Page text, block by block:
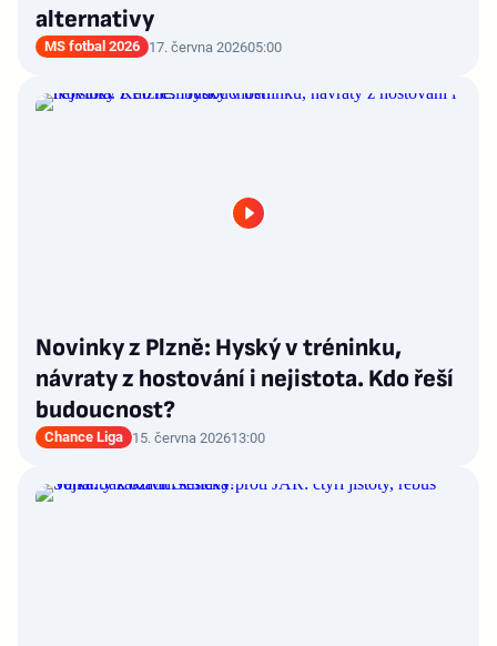
alternativy
MS fotbal 2026 17. června 202605:00
Novinky z Plzně: Hyský v tréninku,
návraty z hostování i nejistota. Kdo řeší
budoucnost?
Chance Liga 15. června 202613:00